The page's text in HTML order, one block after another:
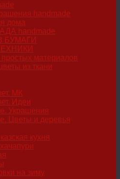
handmade
дома
handmade
БУМАГИ
материалов
из ткани
МК
Идеи
Украшения
Цветы и деревья
кухня
на зиму